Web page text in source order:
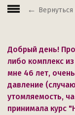
Добрый день!
либо комплекс
мне 46 лет,
давление
утомляемость,
принимала курс